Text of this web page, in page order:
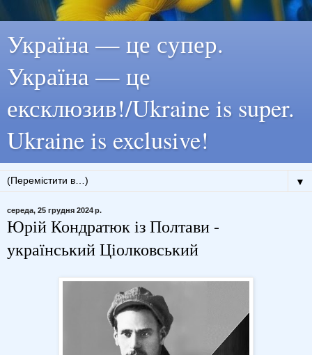
Україна — це супер.
Україна — це
ексклюзив!/Ukraine is super.
Ukraine is exclusive!
▼
середа, 25 грудня 2024 р.
Юрій Кондратюк із Полтави -
український Ціолковський